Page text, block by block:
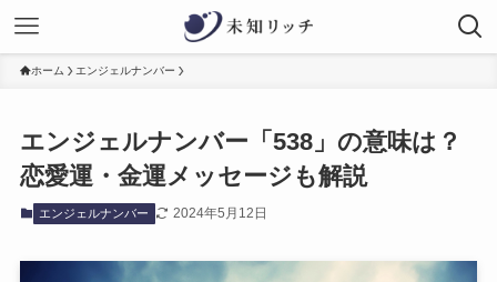
ホーム エンジェルナンバー
エンジェルナンバー「538」の意味は？
恋愛運・金運メッセージも解説
エンジェルナンバー 2024年5月12日